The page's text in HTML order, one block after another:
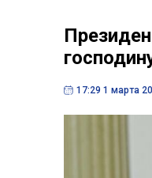
17:29 1 марта